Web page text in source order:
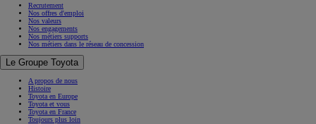
Recrutement
Nos offres d'emploi
Nos valeurs
Nos engagements
Nos métiers supports
Nos métiers dans le réseau de concession
Le Groupe Toyota
A propos de nous
Histoire
Toyota en Europe
Toyota et vous
Toyota en France
Toujours plus loin